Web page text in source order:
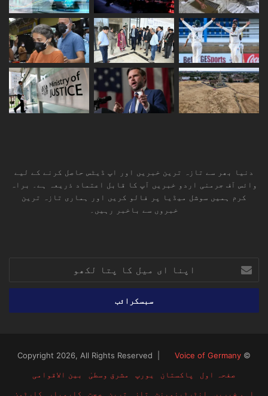
دنیا بھر سے تازہ ترین خبریں اور اپ ڈیٹس حاصل کرنے کے لیے
وائس آف جرمنی اردو خبریں آپ کا قابل اعتماد ذریعہ ہے۔ براہ
کرم ہمیں سوشل میڈیا پر فالو کریں اور ہماری تازہ ترین
خبروں سے باخبر رہیں۔
ای
میل
پتا
© Copyright 2026, All Rights Reserved |
Voice of Germany
صفحہ اول
پاکستان یورپ مشرق وسطیٰ
بین الاقوامی
اہم خبریں
انٹرٹینمینٹ تازہ ترین صحت کاروبار کارٹون